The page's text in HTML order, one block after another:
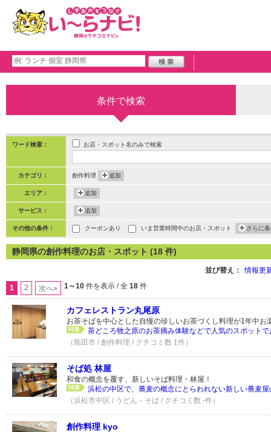
条件で検索
ワード検索： お店・スポット名のみで検索
カテゴリ： 創作料理 追加
エリア： 追加
サービス： 追加
その他の条件： クーポンあり いま営業時間中のお店・スポット さらに
静岡県の創作料理のお店・スポット (18 件)
並び替え： 情報更
1 2 次へ» 1～10 件を表示 / 全 18 件
カフェレストラン丸尾原
お茶そばを中心とした自慢の珍しいお茶づくし料理が1年中お
茶どころ牧之原のお茶摘み体験などで人気のスポット
（島田市 / 創作料理 / クチコミ数 1件）
そば処 林屋
和食の概念を覆す、新しいそば料理・林屋！
浜松の中区で、蕎麦の概念にとらわれない新しい蕎麦
（浜松市中区 / うどん・そば / クチコミ数 -件）
創作料理 kyo